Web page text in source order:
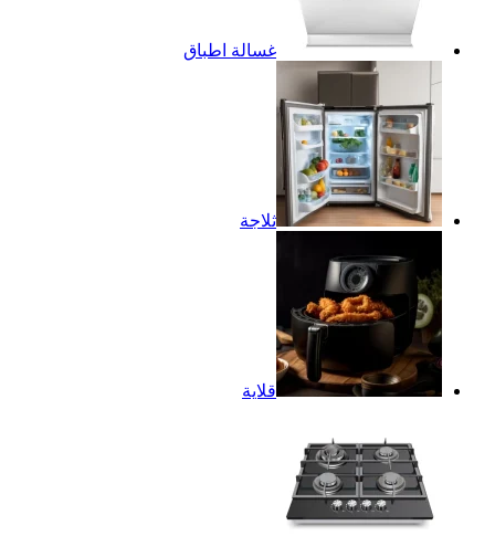
غسالة اطباق
ثلاجة
قلاية